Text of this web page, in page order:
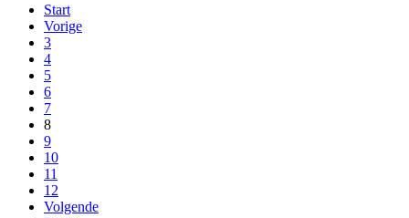
Start
Vorige
3
4
5
6
7
8
9
10
11
12
Volgende